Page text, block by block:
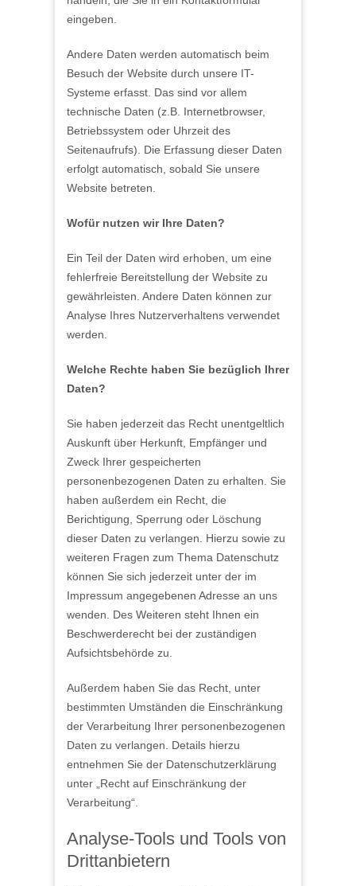
eingeben.
Andere Daten werden automatisch beim
Besuch der Website durch unsere IT-
Systeme erfasst. Das sind vor allem
technische Daten (z.B. Internetbrowser,
Betriebssystem oder Uhrzeit des
Seitenaufrufs). Die Erfassung dieser Daten
erfolgt automatisch, sobald Sie unsere
Website betreten.
Wofür nutzen wir Ihre Daten?
Ein Teil der Daten wird erhoben, um eine
fehlerfreie Bereitstellung der Website zu
gewährleisten. Andere Daten können zur
Analyse Ihres Nutzerverhaltens verwendet
werden.
Welche Rechte haben Sie bezüglich Ihrer
Daten?
Sie haben jederzeit das Recht unentgeltlich
Auskunft über Herkunft, Empfänger und
Zweck Ihrer gespeicherten
personenbezogenen Daten zu erhalten. Sie
haben außerdem ein Recht, die
Berichtigung, Sperrung oder Löschung
dieser Daten zu verlangen. Hierzu sowie zu
weiteren Fragen zum Thema Datenschutz
können Sie sich jederzeit unter der im
Impressum angegebenen Adresse an uns
wenden. Des Weiteren steht Ihnen ein
Beschwerderecht bei der zuständigen
Aufsichtsbehörde zu.
Außerdem haben Sie das Recht, unter
bestimmten Umständen die Einschränkung
der Verarbeitung Ihrer personenbezogenen
Daten zu verlangen. Details hierzu
entnehmen Sie der Datenschutzerklärung
unter „Recht auf Einschränkung der
Verarbeitung“.
Analyse-Tools und Tools von
Drittanbietern